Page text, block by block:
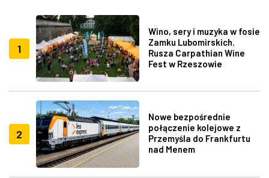
1
Wino, sery i muzyka w fosie
Zamku Lubomirskich.
Rusza Carpathian Wine
Fest w Rzeszowie
2
Nowe bezpośrednie
połączenie kolejowe z
Przemyśla do Frankfurtu
nad Menem